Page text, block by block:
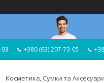
+380 (63) 207-73-05
Косметика, Сумки та Аксесуари